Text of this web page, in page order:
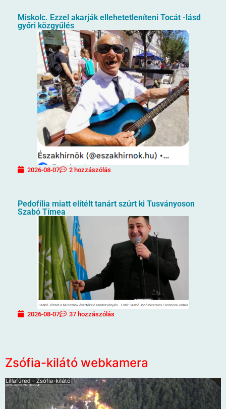
Miskolc. Ezzel akarják ellehetetleníteni Tocát -lásd
győri közgyűlés
2026-08-07 2 hozzászólás
Pedofília miatt elítélt tanárt szúrt ki Tusványoson
Szabó Tímea
2026-08-07 37 hozzászólás
Zsófia-kilátó webkamera